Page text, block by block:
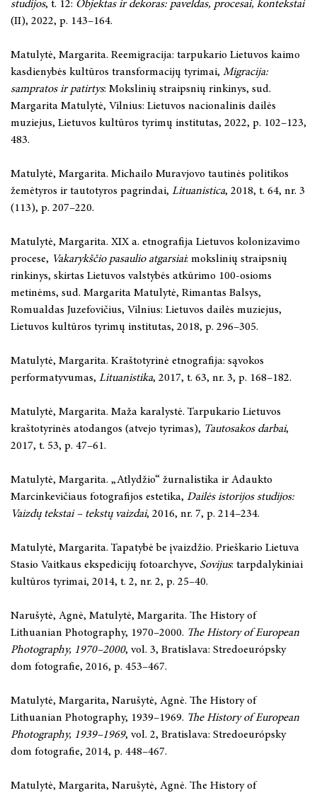
studijos, t. 12: Objektas ir dekoras: paveldas, procesai, kontekstai
(II), 2022, p. 143–164.
Matulytė, Margarita. Reemigracija: tarpukario Lietuvos kaimo
kasdienybės kultūros transformacijų tyrimai, Migracija:
sampratos ir patirtys: Mokslinių straipsnių rinkinys, sud.
Margarita Matulytė, Vilnius: Lietuvos nacionalinis dailės
muziejus, Lietuvos kultūros tyrimų institutas, 2022, p. 102–123,
483.
Matulytė, Margarita. Michailo Muravjovo tautinės politikos
žemėtyros ir tautotyros pagrindai, Lituanistica, 2018, t. 64, nr. 3
(113), p. 207–220.
Matulytė, Margarita. XIX a. etnografija Lietuvos kolonizavimo
procese, Vakarykščio pasaulio atgarsiai: mokslinių straipsnių
rinkinys, skirtas Lietuvos valstybės atkūrimo 100-osioms
metinėms, sud. Margarita Matulytė, Rimantas Balsys,
Romualdas Juzefovičius, Vilnius: Lietuvos dailės muziejus,
Lietuvos kultūros tyrimų institutas, 2018, p. 296–305.
Matulytė, Margarita. Kraštotyrinė etnografija: sąvokos
performatyvumas, Lituanistika, 2017, t. 63, nr. 3, p. 168–182.
Matulytė, Margarita. Maža karalystė. Tarpukario Lietuvos
kraštotyrinės atodangos (atvejo tyrimas), Tautosakos darbai,
2017, t. 53, p. 47–61.
Matulytė, Margarita. „Atlydžio“ žurnalistika ir Adaukto
Marcinkevičiaus fotografijos estetika, Dailės istorijos studijos:
Vaizdų tekstai – tekstų vaizdai, 2016, nr. 7, p. 214–234.
Matulytė, Margarita. Tapatybė be įvaizdžio. Prieškario Lietuva
Stasio Vaitkaus ekspedicijų fotoarchyve, Sovijus: tarpdalykiniai
kultūros tyrimai, 2014, t. 2, nr. 2, p. 25–40.
Narušytė, Agnė, Matulytė, Margarita. The History of
Lithuanian Photography, 1970–2000. The History of European
Photography, 1970–2000, vol. 3, Bratislava: Stredoeurópsky
dom fotografie, 2016, p. 453–467.
Matulytė, Margarita, Narušytė, Agnė. The History of
Lithuanian Photography, 1939–1969. The History of European
Photography, 1939–1969, vol. 2, Bratislava: Stredoeurópsky
dom fotografie, 2014, p. 448–467.
Matulytė, Margarita, Narušytė, Agnė. The History of